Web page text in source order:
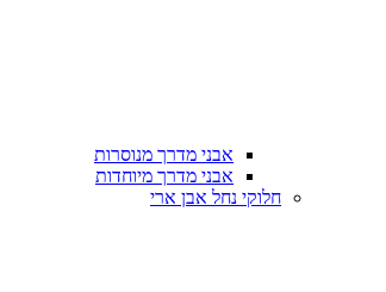
אבני מדרך מנוסרות
אבני מדרך מיוחדות
חלוקי נחל אבן ארי